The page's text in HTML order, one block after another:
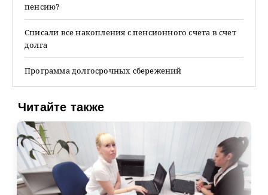
пенсию?
Списали все накопления с пенсионного счета в счет
долга
Программа долгосрочных сбережений
Читайте также